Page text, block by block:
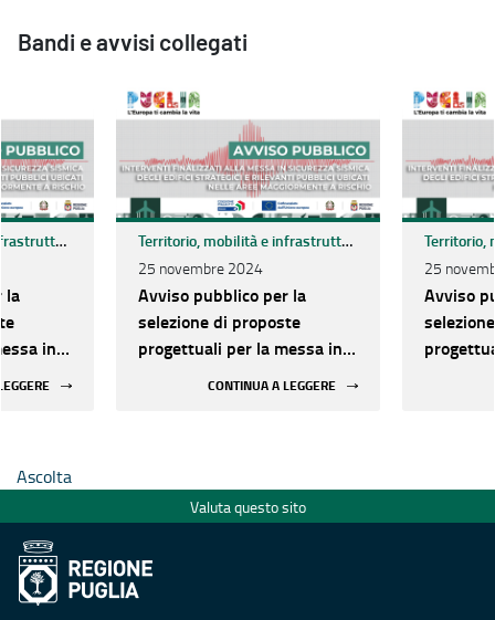
Bandi e avvisi collegati
Territorio, mobilità e infrastrutture
la
in
Territorio, mobilità e infrastrutture
25 novembre 2024
Avviso pubblico per la
selezione di proposte
progettuali per la messa in
CONTINUA A LEGGERE
25
Avviso
Ascolta
Valuta questo sito